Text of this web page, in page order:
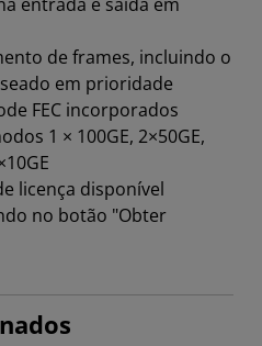
de frames, incluindo o
em prioridade
FEC incorporados
1 × 100GE, 2×50GE,
licença disponível
no botão "Obter